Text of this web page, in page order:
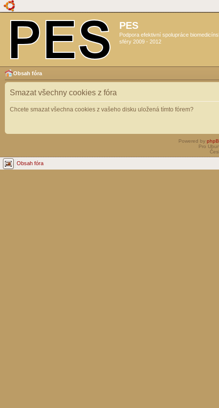
PES
Podpora efektivní spolupráce
sféry 2009 - 2012
Obsah fóra
Smazat všechny cookies z fóra
Chcete smazat všechna cookies z vašeho disku uložená tímto fórem?
Powered by
Pro
Obsah fóra